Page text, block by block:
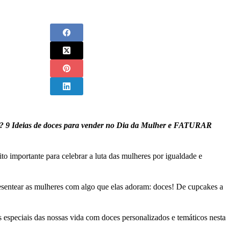
9 Ideias de doces para vender no Dia da Mulher e FATURAR
importante para celebrar a luta das mulheres por igualdade e
as mulheres com algo que elas adoram: doces! De cupcakes a
das nossas vida com doces personalizados e temáticos nesta